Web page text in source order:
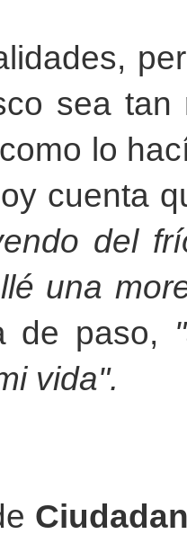
sea tan
lo
cuenta
del
una
de paso,
vida".